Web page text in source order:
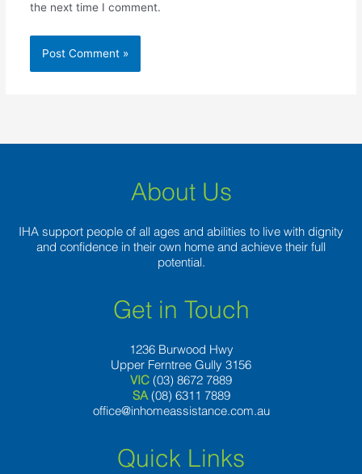
the next time I comment.
About Us
IHA support people of all ages and abilities to live with dignity
and confidence in their own home and achieve their full
potential.
Get in Touch
1236 Burwood Hwy
Upper Ferntree Gully 3156
VIC (03) 8672 7889
SA (08) 6311 7889
office@inhomeassistance.com.au
Quick Links